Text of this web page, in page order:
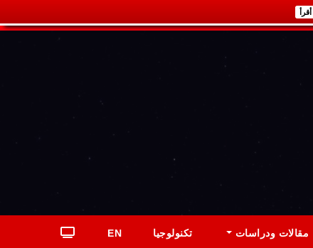
أقرأ
مقالات ودراسات تكنولوجيا EN